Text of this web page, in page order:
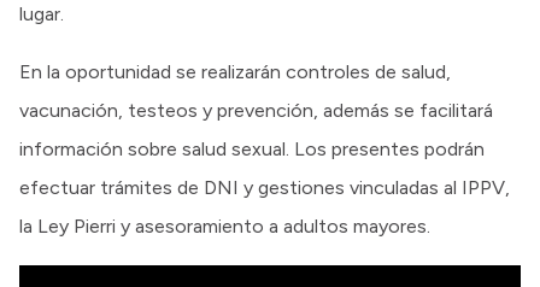
lugar.
En la oportunidad se realizarán controles de salud,
vacunación, testeos y prevención, además se facilitará
información sobre salud sexual. Los presentes podrán
efectuar trámites de DNI y gestiones vinculadas al IPPV,
la Ley Pierri y asesoramiento a adultos mayores.